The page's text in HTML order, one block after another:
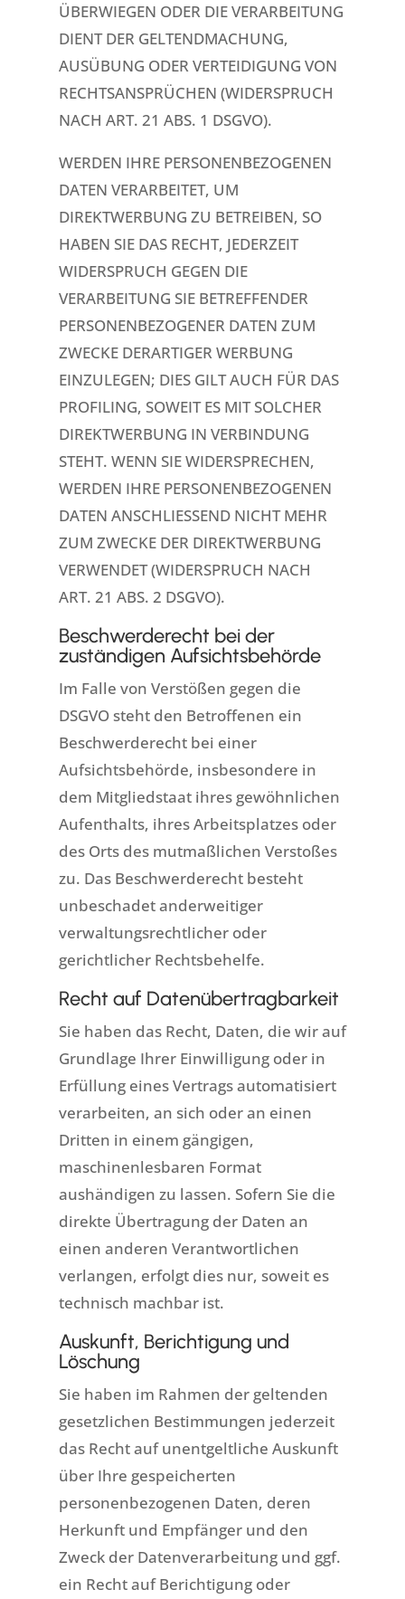
ÜBERWIEGEN ODER DIE VERARBEITUNG
DIENT DER GELTENDMACHUNG,
AUSÜBUNG ODER VERTEIDIGUNG VON
RECHTSANSPRÜCHEN (WIDERSPRUCH
NACH ART. 21 ABS. 1 DSGVO).
WERDEN IHRE PERSONENBEZOGENEN
DATEN VERARBEITET, UM
DIREKTWERBUNG ZU BETREIBEN, SO
HABEN SIE DAS RECHT, JEDERZEIT
WIDERSPRUCH GEGEN DIE
VERARBEITUNG SIE BETREFFENDER
PERSONENBEZOGENER DATEN ZUM
ZWECKE DERARTIGER WERBUNG
EINZULEGEN; DIES GILT AUCH FÜR DAS
PROFILING, SOWEIT ES MIT SOLCHER
DIREKTWERBUNG IN VERBINDUNG
STEHT. WENN SIE WIDERSPRECHEN,
WERDEN IHRE PERSONENBEZOGENEN
DATEN ANSCHLIESSEND NICHT MEHR
ZUM ZWECKE DER DIREKTWERBUNG
VERWENDET (WIDERSPRUCH NACH
ART. 21 ABS. 2 DSGVO).
Beschwerde­recht bei der
zuständigen Aufsichts­behörde
Im Falle von Verstößen gegen die
DSGVO steht den Betroffenen ein
Beschwerderecht bei einer
Aufsichtsbehörde, insbesondere in
dem Mitgliedstaat ihres gewöhnlichen
Aufenthalts, ihres Arbeitsplatzes oder
des Orts des mutmaßlichen Verstoßes
zu. Das Beschwerderecht besteht
unbeschadet anderweitiger
verwaltungsrechtlicher oder
gerichtlicher Rechtsbehelfe.
Recht auf Daten­übertrag­barkeit
Sie haben das Recht, Daten, die wir auf
Grundlage Ihrer Einwilligung oder in
Erfüllung eines Vertrags automatisiert
verarbeiten, an sich oder an einen
Dritten in einem gängigen,
maschinenlesbaren Format
aushändigen zu lassen. Sofern Sie die
direkte Übertragung der Daten an
einen anderen Verantwortlichen
verlangen, erfolgt dies nur, soweit es
technisch machbar ist.
Auskunft, Berichtigung und
Löschung
Sie haben im Rahmen der geltenden
gesetzlichen Bestimmungen jederzeit
das Recht auf unentgeltliche Auskunft
über Ihre gespeicherten
personenbezogenen Daten, deren
Herkunft und Empfänger und den
Zweck der Datenverarbeitung und ggf.
ein Recht auf Berichtigung oder